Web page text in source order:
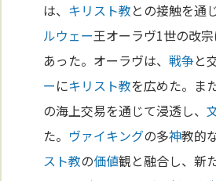
は、 キリスト教との接触を通
ルウェー王オーラヴ1世の改
あった。オーラヴは、戦争と
ーにキリスト教を広めた。また
の海上交易を通じて浸透し、
た。 ヴァイキングの多神教的
スト教の価値観と融合し、新